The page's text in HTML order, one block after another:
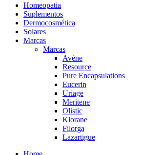
Homeopatia
Suplementos
Dermocosmética
Solares
Marcas
Marcas
Avéne
Resource
Pure Encapsulations
Eucerin
Uriage
Meritene
Olistic
Klorane
Filorga
Lazartigue